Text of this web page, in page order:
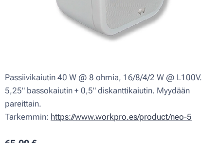
Passiivikaiutin 40 W @ 8 ohmia, 16/8/4/2 W @ L100V.
5,25" bassokaiutin + 0,5" diskanttikaiutin. Myydään
pareittain.
Tarkemmin: https://www.workpro.es/product/neo-5